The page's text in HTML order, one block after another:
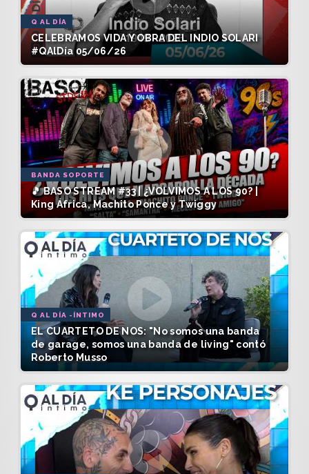
Q AL DÍA
CELEBRAMOS VIDA Y OBRA DEL INDIO SOLARI
#QAlDía 05/06/26
BANDA SOPORTE
🎵 BASO STREAM #33 | ¿VOLVIMOS A LOS 90? |
King África, Machito Ponce y Twiggy
Q AL DÍA -ÍNTIMO
EL CUARTETO DE NOS: "No somos una banda
de garage, somos una banda de living" contó
Roberto Musso